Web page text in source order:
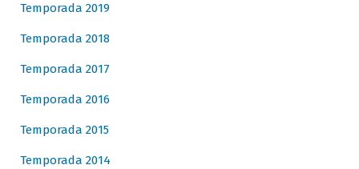
Temporada 2019
Temporada 2018
Temporada 2017
Temporada 2016
Temporada 2015
Temporada 2014